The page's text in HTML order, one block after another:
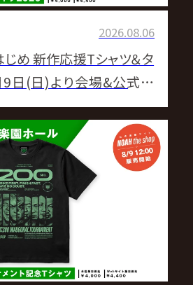
2026.08.06
じめ 新作応援Tシャツ＆タ
9日(日)より会場&公式通
ート！